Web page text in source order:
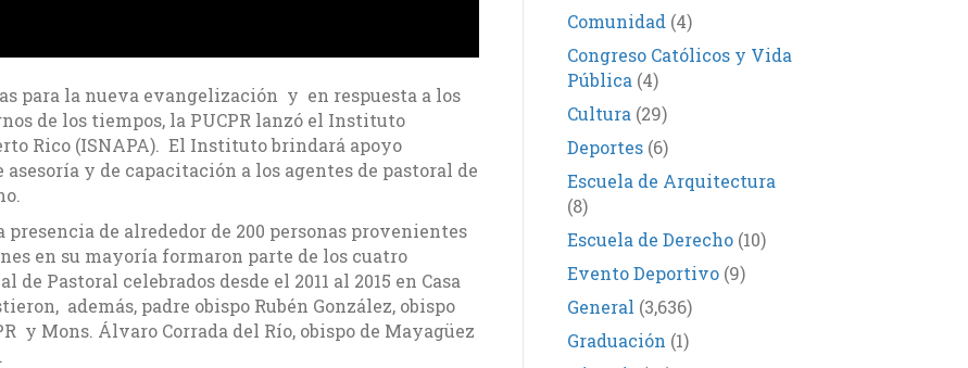
para la nueva evangelización y en respuesta a los
de los tiempos, la PUCPR lanzó el Instituto
Rico (ISNAPA). El Instituto brindará apoyo
y de capacitación a los agentes de pastoral de
de alrededor de 200 personas provenientes
en su mayoría formaron parte de los cuatro
Pastoral celebrados desde el 2011 al 2015 en Casa
además, padre obispo Rubén González, obispo
y Mons. Álvaro Corrada del Río, obispo de Mayagüez
Comunidad (4)
Congreso Católicos y Vida
Pública (4)
Cultura (29)
Deportes(6)
Escuela de Arquitectura
(8)
Escuela de Derecho(10)
Evento Deportivo(9)
General (3,636)
Graduación (1)